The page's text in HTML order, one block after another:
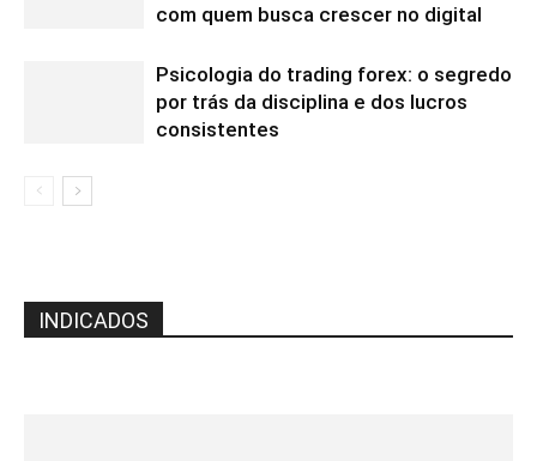
com quem busca crescer no digital
Psicologia do trading forex: o segredo
por trás da disciplina e dos lucros
consistentes
INDICADOS